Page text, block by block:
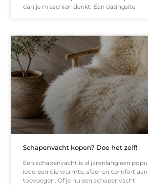
dan je misschien denkt. Een datingsite
Schapenvacht kopen? Doe het zelf!
Een schapenvacht is al jarenlang een
iedereen die warmte, sfeer en comfort
toevoegen. Of je nu een schapenvacht